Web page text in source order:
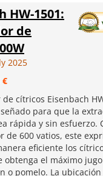
HW-1501:
de
2025
€
cítricos Eisenbach
para que la
rápida y sin esfuerzo.
de 600 vatios, este
eficiente los
obtenga el máximo
o pomelo. La